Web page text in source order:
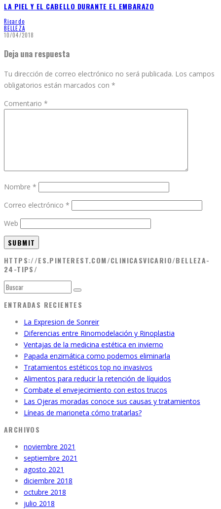
LA PIEL Y EL CABELLO DURANTE EL EMBARAZO
Ricardo
BELLEZA
10/04/2018
Deja una respuesta
Tu dirección de correo electrónico no será publicada. Los campos
obligatorios están marcados con *
Comentario *
Nombre *
Correo electrónico *
Web
HTTPS://ES.PINTEREST.COM/CLINICASVICARIO/BELLEZA-
24-TIPS/
ENTRADAS RECIENTES
La Expresion de Sonreir
Diferencias entre Rinomodelación y Rinoplastia
Ventajas de la medicina estética en invierno
Papada enzimática como podemos eliminarla
Tratamientos estéticos top no invasivos
Alimentos para reducir la retención de líquidos
Combate el envejecimiento con estos trucos
Las Ojeras moradas conoce sus causas y tratamientos
Líneas de marioneta cómo tratarlas?
ARCHIVOS
noviembre 2021
septiembre 2021
agosto 2021
diciembre 2018
octubre 2018
julio 2018